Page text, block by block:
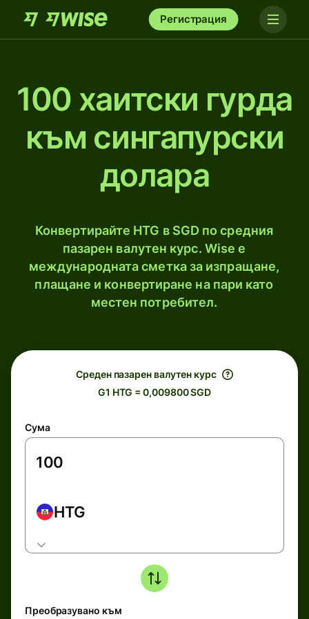
Регистрация
100 хаитски гурдa
към сингапурски
долара
Конвертирайте HTG в SGD по средния
пазарен валутен курс. Wise е
международната сметка за изпращане,
плащане и конвертиране на пари като
местен потребител.
Среден пазарен валутен курс
G1 HTG = 0,009800 SGD
Сума
HTG
Преобразувано към